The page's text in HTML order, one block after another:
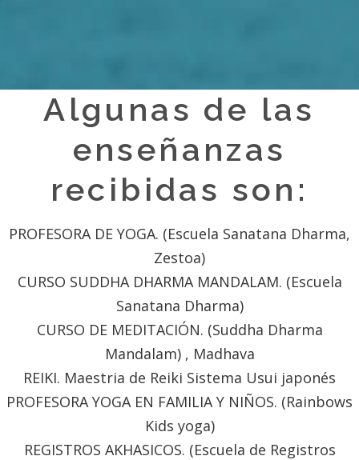
Algunas de las
enseñanzas
recibidas son:
PROFESORA DE YOGA. (Escuela Sanatana Dharma,
Zestoa)
CURSO SUDDHA DHARMA MANDALAM. (Escuela
Sanatana Dharma)
CURSO DE MEDITACIÓN. (Suddha Dharma
Mandalam) , Madhava
REIKI. Maestria de Reiki Sistema Usui japonés
PROFESORA YOGA EN FAMILIA Y NIÑOS. (Rainbows
Kids yoga)
REGISTROS AKHASICOS. (Escuela de Registros